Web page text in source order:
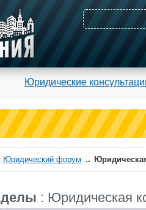
Юридические
Юридический форум →
: Юридическая